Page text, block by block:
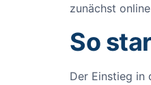
zunächst
So
Der Einstieg in